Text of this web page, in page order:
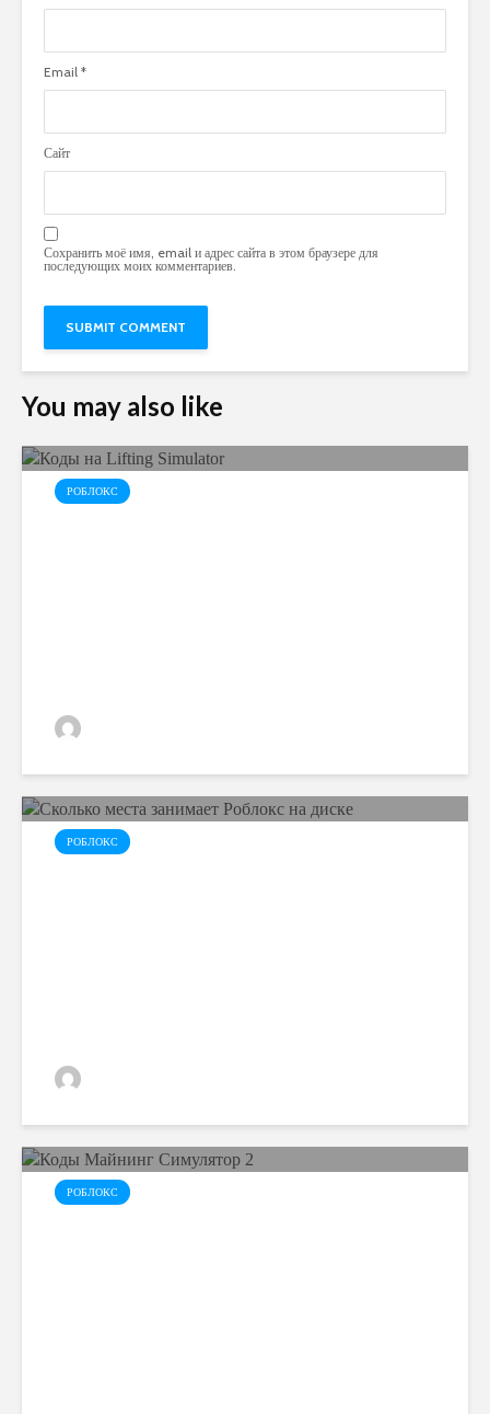
Email *
Сайт
Сохранить моё имя, email и адрес сайта в этом браузере для
последующих моих комментариев.
You may also like
РОБЛОКС
РОБЛОКС
РОБЛОКС